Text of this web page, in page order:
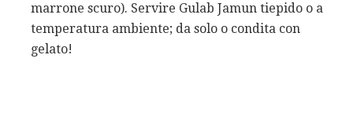
marrone scuro). Servire Gulab Jamun tiepido o a
temperatura ambiente; da solo o condita con
gelato!